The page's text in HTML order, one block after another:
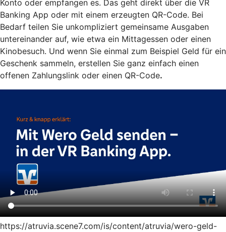
Konto oder empfangen es. Das geht direkt über die VR
Banking App oder mit einem erzeugten QR-Code. Bei
Bedarf teilen Sie unkompliziert gemeinsame Ausgaben
untereinander auf, wie etwa ein Mittagessen oder einen
Kinobesuch. Und wenn Sie einmal zum Beispiel Geld für ein
Geschenk sammeln, erstellen Sie ganz einfach einen
offenen Zahlungslink oder einen QR-Code.
https://atruvia.scene7.com/is/content/atruvia/wero-geld-